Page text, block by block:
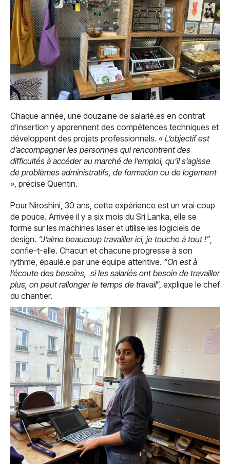
Chaque année, une douzaine de salarié.es en contrat
d’insertion y apprennent des compétences techniques et
développent des projets professionnels. « L’objectif est
d’accompagner les personnes qui rencontrent des
difficultés à accéder au marché de l’emploi, qu’il s’agisse
de problèmes administratifs, de formation ou de logement
», précise Quentin.
Pour Niroshini, 30 ans, cette expérience est un vrai coup
de pouce. Arrivée il y a six mois du Sri Lanka, elle se
forme sur les machines laser et utilise les logiciels de
design. “J’aime beaucoup travailler ici, je touche à tout !”,
confie-t-elle. Chacun et chacune progresse à son
rythme, épaulé.e par une équipe attentive. “On est à
l’écoute des besoins, si les salariés ont besoin de travailler
plus, on peut rallonger le temps de travail”, explique le chef
du chantier.